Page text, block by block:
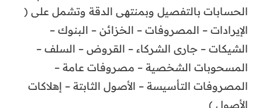
الحسابات بالتفصيل وبمنتهى الدقة وتشمل على (
الإيرادات – المصروفات – الخزائن – البنوك –
الشيكات – جارى الشركاء – القروض – السلف –
المسحوبات الشخصية – مصروفات عامة –
المصروفات التأسيسة – الأصول الثابتة – إهلاكات
الأصول )